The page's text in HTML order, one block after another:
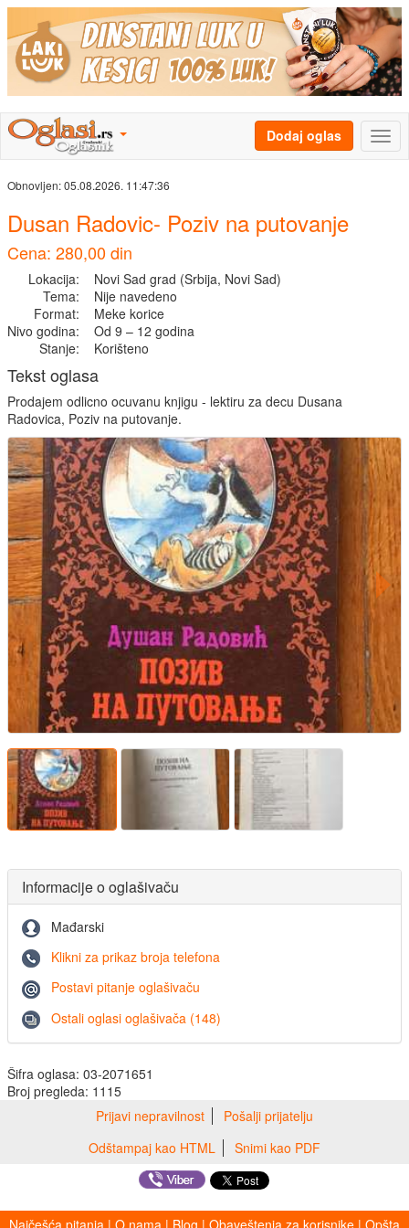
Dodaj oglas
Obnovljen:05.08.2026. 11:47:36
Dusan Radovic- Poziv na putovanje
Cena: 280,00 din
Lokacija:
Novi Sad grad (Srbija, Novi Sad)
Tema:
Nije navedeno
Format:
Meke korice
Nivo godina:
Od 9 – 12 godina
Stanje:
Korišteno
Tekst oglasa
Prodajem odlicno ocuvanu knjigu - lektiru za decu Dusana
Radovica, Poziv na putovanje.
Informacije o oglašivaču
Mađarski
Klikni za prikaz broja telefona
Postavi pitanje oglašivaču
Ostali oglasi oglašivača (148)
Šifra oglasa: 03-2071651
Broj pregleda: 1115
Prijavi nepravilnost
Pošalji prijatelju
Odštampaj kao HTML
Snimi kao PDF
Najčešća pitanja | O nama | Blog | Obaveštenja za korisnike | Opšta